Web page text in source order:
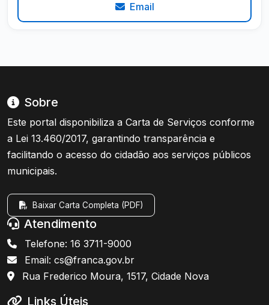
Email
Sobre
Este portal disponibiliza a Carta de Serviços conforme
a Lei 13.460/2017, garantindo transparência e
facilitando o acesso do cidadão aos serviços públicos
municipais.
Baixar Carta Completa (PDF)
Atendimento
Telefone: 16 3711-9000
Email: cs@franca.gov.br
Rua Frederico Moura, 1517, Cidade Nova
Links Úteis